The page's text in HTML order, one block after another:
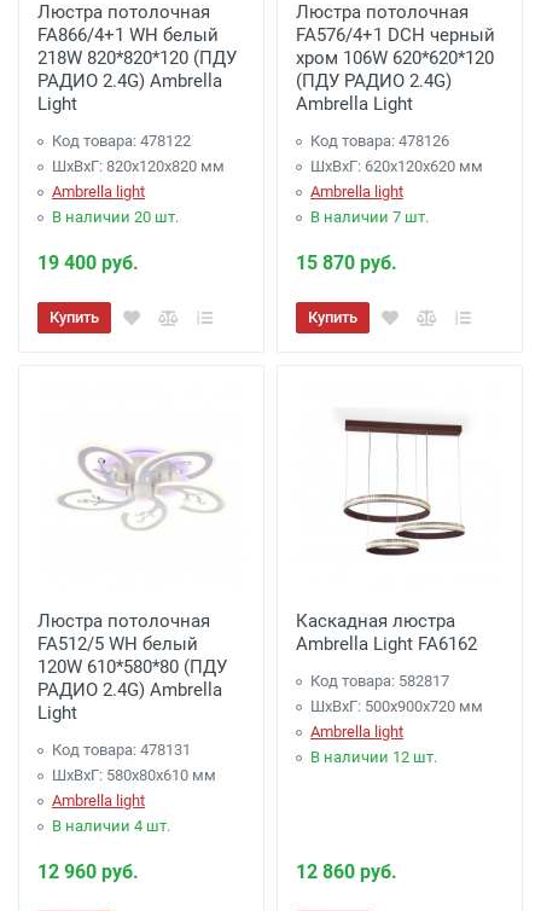
Люстра потолочная
FA866/4+1 WH белый
218W 820*820*120 (ПДУ
РАДИО 2.4G) Ambrella
Light
Код товара: 478122
ШхВхГ: 820x120x820 мм
Ambrella light
В наличии 20 шт.
19 400 руб.
Купить
Люстра потолочная
FA576/4+1 DCH черный
хром 106W 620*620*120
(ПДУ РАДИО 2.4G)
Ambrella Light
Код товара: 478126
ШхВхГ: 620x120x620 мм
Ambrella light
В наличии 7 шт.
15 870 руб.
Купить
Люстра потолочная
FA512/5 WH белый
120W 610*580*80 (ПДУ
РАДИО 2.4G) Ambrella
Light
Код товара: 478131
ШхВхГ: 580x80x610 мм
Ambrella light
В наличии 4 шт.
12 960 руб.
Каскадная люстра
Ambrella Light FA6162
Код товара: 582817
ШхВхГ: 500x900x720 мм
Ambrella light
В наличии 12 шт.
12 860 руб.